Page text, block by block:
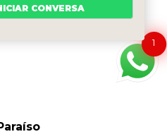
1
CONVERSA